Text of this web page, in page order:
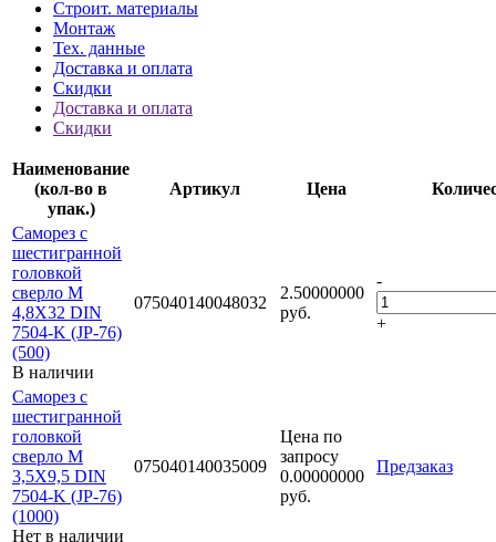
Строит. материалы
Монтаж
Тех. данные
Доставка и оплата
Скидки
Доставка и оплата
Скидки
Наименование
(кол-во в
упак.)
Артикул Цена
Саморез с
шестигранной
головкой
сверло М
4,8Х32 DIN
7504-K (JP-76)
(500)
В наличии
075040140048032
2.50000000
руб.
-
+
Саморез с
шестигранной
головкой
сверло М
3,5Х9,5 DIN
7504-K (JP-76)
(1000)
Нет в наличии
075040140035009
Цена по
запросу
0.00000000
руб.
Предзаказ